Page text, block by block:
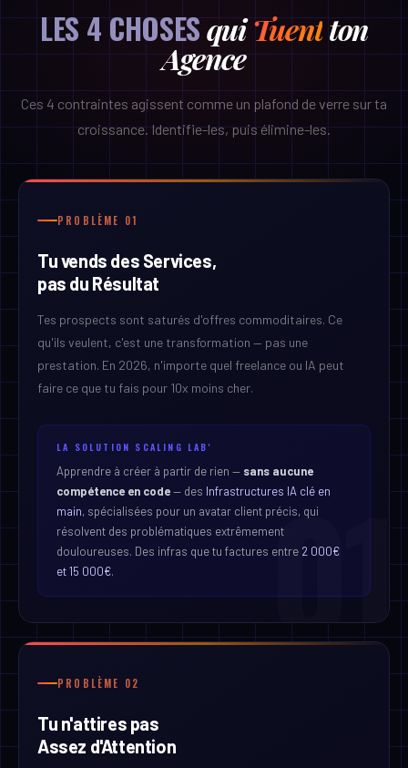
LES 4 CHOSESquiTuentton
Agence
Ces 4 contraintes agissent comme un plafond de verre sur ta
croissance. Identifie-les, puis élimine-les.
01
PROBLÈME 01
Tu vends des Services,
pas du Résultat
Tes prospects sont saturés d'offres commoditaires. Ce
qu'ils veulent, c'est une transformation — pas une
prestation. En 2026, n'importe quel freelance ou IA peut
faire ce que tu fais pour 10x moins cher.
LA SOLUTION SCALING LAB'
Apprendre à créer à partir de rien — sans aucune
compétence en code— des Infrastructures IA clé en
main, spécialisées pour un avatar client précis, qui
résolvent des problématiques extrêmement
douloureuses. Des infras que tu factures entre 2 000€
et 15 000€.
PROBLÈME 02
Tu n'attires pas
Assez d'Attention